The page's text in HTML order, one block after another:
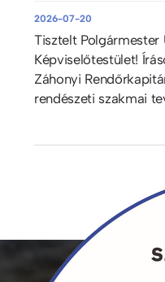
2026-07-20
Tisztelt Polgármester
Képviselőtestület!
Záhonyi
rendészeti szakmai